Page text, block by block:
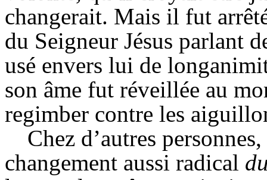
changerait. Mais il fut
du Seigneur Jésus parlant
usé envers lui de
son âme fut réveillée au
regimber contre les
Chez d’autres
changement aussi radical